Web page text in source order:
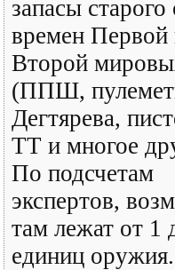
запасы
времен Первой
Второй
(ППШ,
Дегтярева,
ТТ и многое
По подсчетам
экспертов,
там лежат от 1
единиц оружия.